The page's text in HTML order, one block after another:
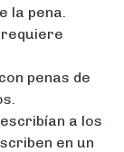
la pena.
requiere
penas de
a los
en un